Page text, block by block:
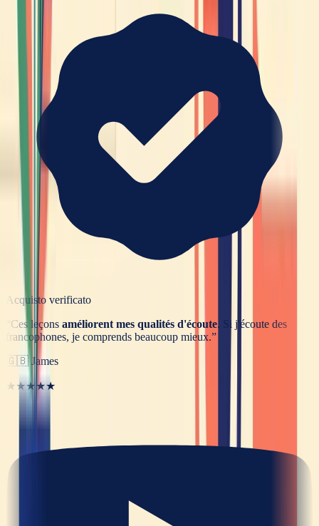
Acquisto verificato
Ces leçons améliorent mes qualités d'écoute. Si j'écoute des
francophones, je comprends beaucoup mieux.”
🇬🇧 James
★★★★★